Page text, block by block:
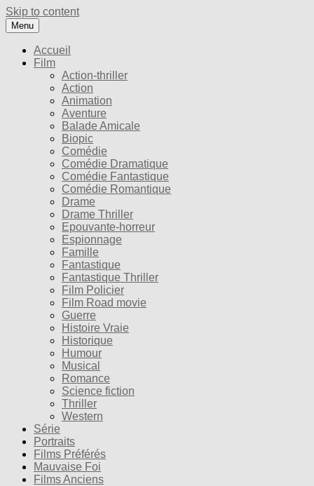
Skip to content
Menu
Accueil
Film
Action-thriller
Action
Animation
Aventure
Balade Amicale
Biopic
Comédie
Comédie Dramatique
Comédie Fantastique
Comédie Romantique
Drame
Drame Thriller
Epouvante-horreur
Espionnage
Famille
Fantastique
Fantastique Thriller
Film Policier
Film Road movie
Guerre
Histoire Vraie
Historique
Humour
Musical
Romance
Science fiction
Thriller
Western
Série
Portraits
Films Préférés
Mauvaise Foi
Films Anciens